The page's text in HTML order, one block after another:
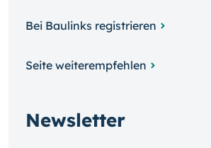
Bei Baulinks registrieren
Seite weiterempfehlen
Newsletter